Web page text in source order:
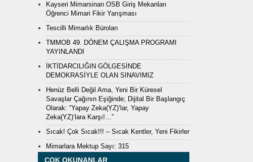
Kayseri Mimarsinan OSB Giriş Mekanları
Öğrenci Mimari Fikir Yarışması
Tescilli Mimarlık Büroları
TMMOB 49. DÖNEM ÇALIŞMA PROGRAMI
YAYINLANDI
İKTİDARCILIĞIN GÖLGESİNDE
DEMOKRASİYLE OLAN SINAVIMIZ
Henüz Belli Değil Ama, Yeni Bir Küresel
Savaşlar Çağının Eşiğinde; Dijital Bir Başlangıç
Olarak: “Yapay Zeka(YZ)’lar, Yapay
Zeka(YZ)’lara Karşı!…”
Sıcak! Çok Sıcak!!! – Sıcak Kentler, Yeni Fikirler
Mimarlara Mektup Sayı: 315
ÇOK OKUNANLAR